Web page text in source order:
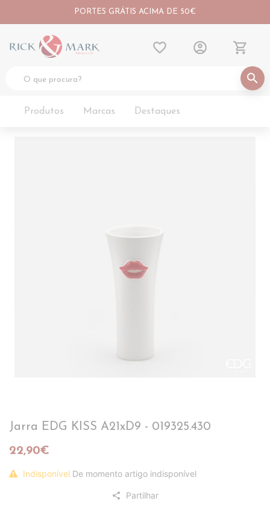
PORTES GRÁTIS ACIMA DE 50€
search
favorite_border account_circle shopping_cart
Produtos Marcas Destaques
Jarra EDG KISS A21xD9 - 019325.430
22,90€
Indisponível De momento artigo indisponível
share Partilhar